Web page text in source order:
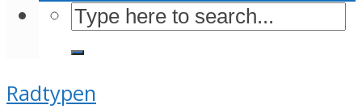
Radtypen